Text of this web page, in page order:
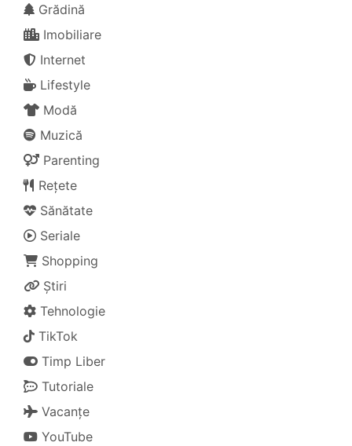
Grădină
Imobiliare
Internet
Lifestyle
Modă
Muzică
Parenting
Rețete
Sănătate
Seriale
Shopping
Știri
Tehnologie
TikTok
Timp Liber
Tutoriale
Vacanțe
YouTube